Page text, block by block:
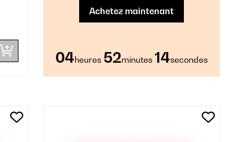
Achetez maintenant
04heures 52minutes 12secondes